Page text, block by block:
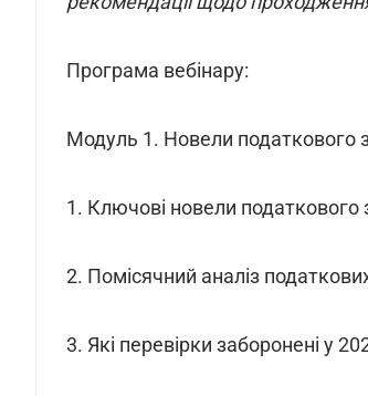
Програма вебінару:
Модуль 1. Новели податкового
1. Ключові новели податкового
2. Помісячний аналіз
3. Які перевірки заборонені у